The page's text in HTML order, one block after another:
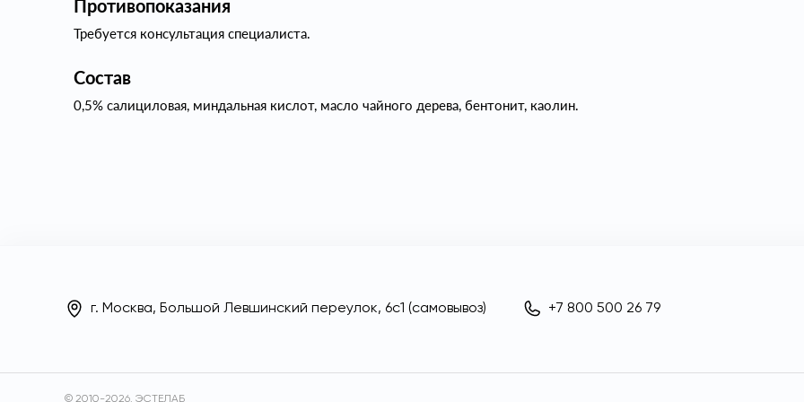
Противопоказания
Требуется консультация специалиста.
Состав
0,5% салициловая, миндальная кислот, масло чайного дерева, бентонит, каолин.
г. Москва, Большой Левшинский переулок, 6с1 (самовывоз) +7 800 500 26 79
© 2010-2026. ЭСТЕЛАБ